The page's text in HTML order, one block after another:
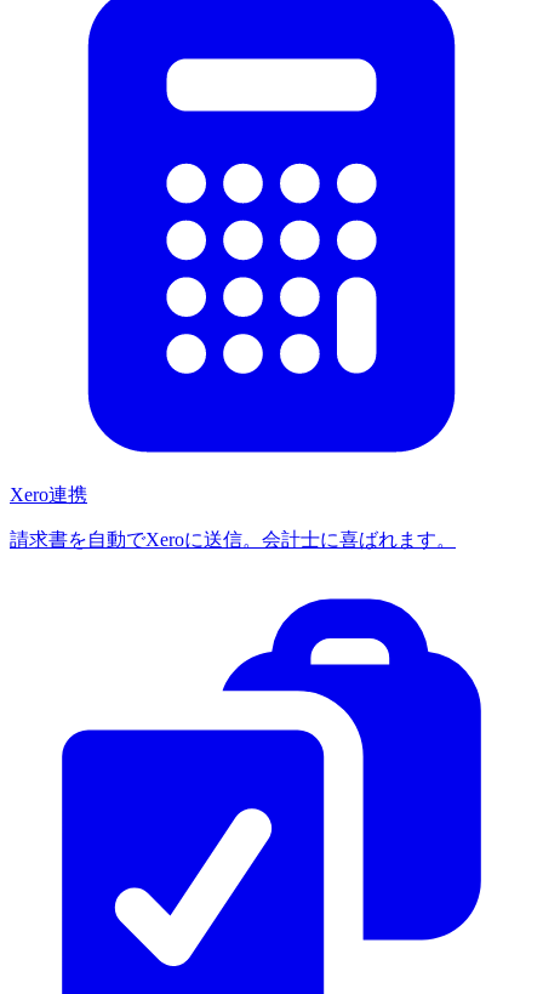
Xero連携
請求書を自動でXeroに送信。会計士に喜ばれます。